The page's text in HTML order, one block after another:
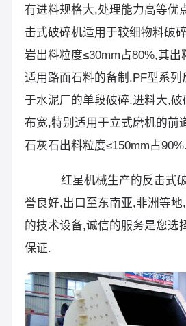
有进料规格大,处理能力高等优
击式破碎机适用于较细物料破
岩出料粒度≤30mm占80%,其出
适用路面石料的备制.PF型系列
于水泥厂的单段破碎,进料大,
布宽,特别适用于立式磨机的前
石灰石出料粒度≤150mm占90%.
红星机械生产的反击式
誉良好,出口至东南亚,非洲等地
的技术设备,诚信的服务是您选
保证.